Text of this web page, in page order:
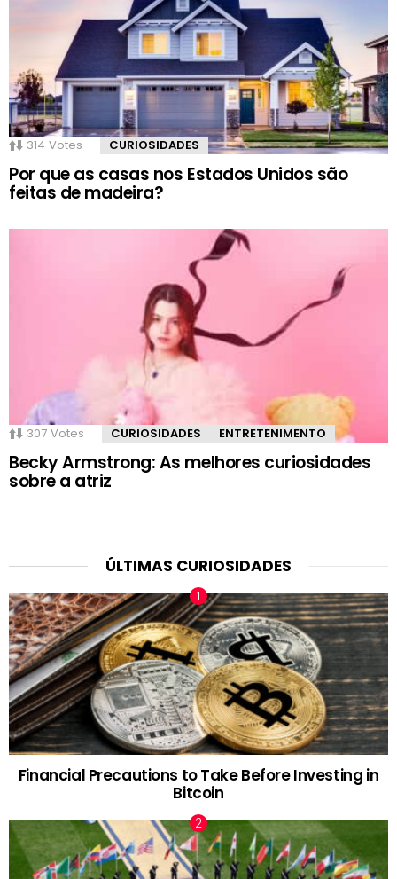
314 Votes CURIOSIDADES
Por que as casas nos Estados Unidos são
feitas de madeira?
307 Votes CURIOSIDADES ENTRETENIMENTO
Becky Armstrong: As melhores curiosidades
sobre a atriz
ÚLTIMAS CURIOSIDADES
Financial Precautions to Take Before Investing in
Bitcoin